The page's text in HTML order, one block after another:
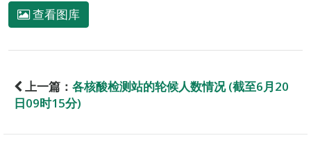
查看图库
上一篇： 各核酸检测站的轮候人数情况 (截至6月20
日09时15分)